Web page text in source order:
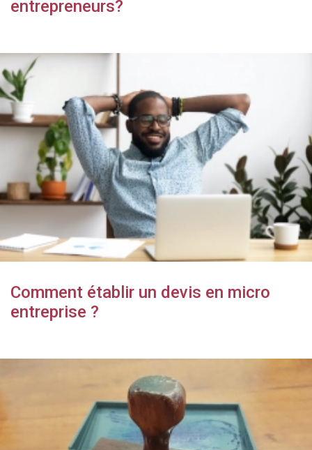
entrepreneurs?
Comment établir un devis en micro
entreprise ?